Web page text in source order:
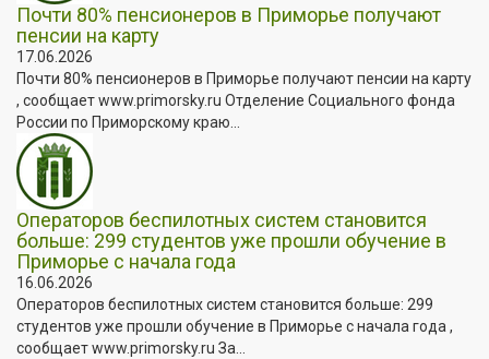
Почти 80% пенсионеров в Приморье получают
пенсии на карту
17.06.2026
Почти 80% пенсионеров в Приморье получают пенсии на карту
, сообщает www.primorsky.ru Отделение Социального фонда
России по Приморскому краю...
Операторов беспилотных систем становится
больше: 299 студентов уже прошли обучение в
Приморье с начала года
16.06.2026
Операторов беспилотных систем становится больше: 299
студентов уже прошли обучение в Приморье с начала года ,
сообщает www.primorsky.ru За...